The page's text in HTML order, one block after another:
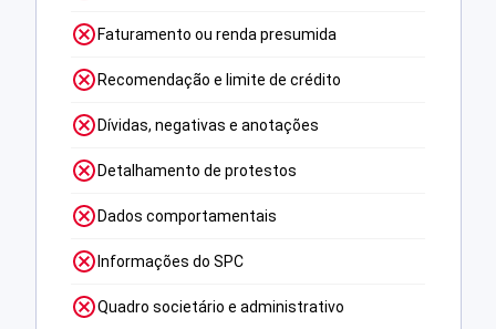
Faturamento ou renda presumida
Recomendação e limite de crédito
Dívidas, negativas e anotações
Detalhamento de protestos
Dados comportamentais
Informações do SPC
Quadro societário e administrativo